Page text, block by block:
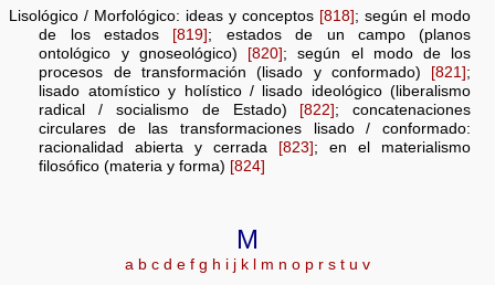
Lisológico / Morfológico: ideas y conceptos [818] ; según el modo
de los estados
[819] ; estados de un campo (planos
ontológico y gnoseológico)
[820] ; según el modo de los
procesos de transformación (lisado y conformado) [821] ;
lisado atomístico y holístico / lisado ideológico (liberalismo
radical / socialismo de Estado)
[822] ; concatenaciones
circulares de las transformaciones lisado / conformado:
racionalidad abierta y cerrada
[823] ; en el materialismo
filosófico (materia y forma) [824]
M
a b c d e f g h i j k m n o p r s t u v